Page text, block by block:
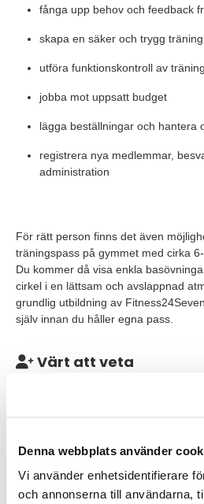
Denna webbplats använder
Vi använder enhetsidentifierare
och annonserna till användarna,
fånga upp behov och feedback
skapa en säker och trygg
utföra funktionskontroll av
jobba mot uppsatt budget
lägga beställningar och hantera
registrera nya medlemmar,
administration
För rätt person finns det även
träningspass på gymmet med cirka
Du kommer då visa enkla
cirkel i en lättsam och avslappnad
grundlig utbildning av
själv innan du håller egna pass.
Värt att veta
Under dina arbetspass kommer du
tillsammans med en kollega på din
vara på plats. Du kommer att få en
Du planerar själv ditt arbete